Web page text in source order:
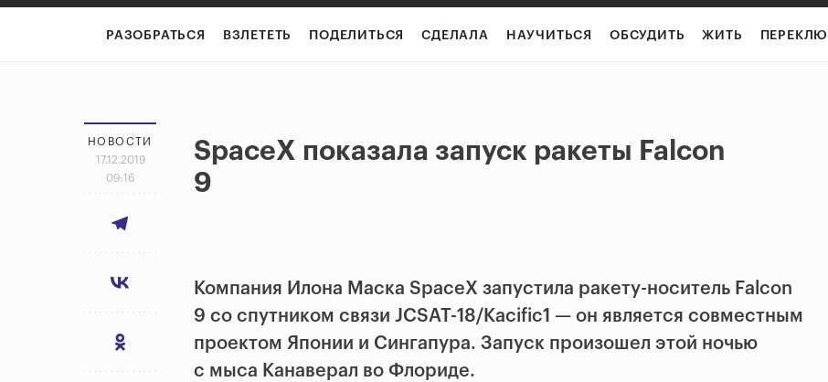
РАЗОБРАТЬСЯ ВЗЛЕТЕТЬ ПОДЕЛИТЬСЯ СДЕЛАЛА НАУЧИТЬСЯ ОБСУДИТЬ ЖИТЬ
НОВОСТИ
17.12.2019
09:16
SpaceX показала запуск ракеты Falcon
9
Компания Илона Маска SpaceX запустила ракету-носитель Falcon
9 со спутником связи JCSAT-18/Kacific1 — он является совместным
проектом Японии и Сингапура. Запуск произошел этой ночью
с мыса Канаверал во Флориде.